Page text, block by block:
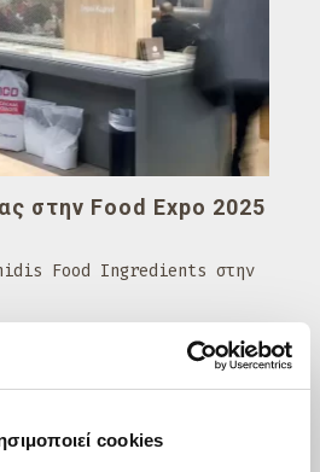
cookies
στην Food Expo 2025
Food Ingredients στην